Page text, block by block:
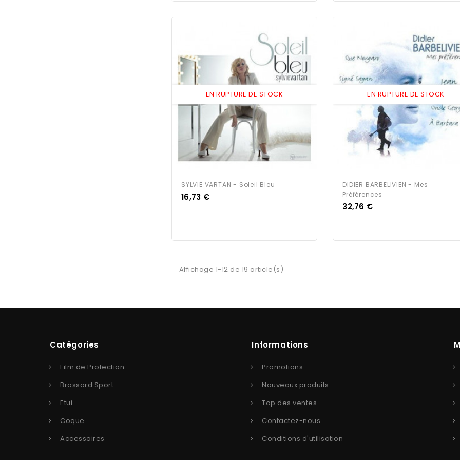
EN RUPTURE DE STOCK
SYLVIE VARTAN - Soleil Bleu
Prix
16,73 €
EN RUPTURE DE STOCK
DIDIER BARBELIVIEN - Mes
Préférences
Prix
32,76 €
Affichage 1-12 de 19 article(s)
Catégories
Film de Protection
Brassard Sport
Etui
Coque
Accessoires
Informations
Promotions
Nouveaux produits
Top des ventes
Contactez-nous
Conditions d'utilisation